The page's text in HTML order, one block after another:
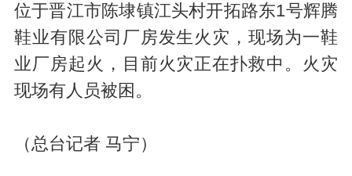
位于晋江市陈埭镇江头村开拓路东1号辉腾
鞋业有限公司厂房发生火灾，现场为一鞋
业厂房起火，目前火灾正在扑救中。火灾
现场有人员被困。
（总台记者 马宁）